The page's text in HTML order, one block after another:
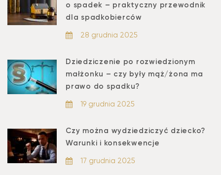
o spadek – praktyczny przewodnik
dla spadkobierców
28 grudnia 2025
Dziedziczenie po rozwiedzionym
małżonku – czy były mąż/żona ma
prawo do spadku?
19 grudnia 2025
Czy można wydziedziczyć dziecko?
Warunki i konsekwencje
17 grudnia 2025